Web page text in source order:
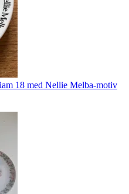
18 med Nellie Melba-motiv